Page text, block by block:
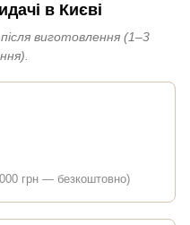
в Києві
виготовлення (1–3
грн — безкоштовно)